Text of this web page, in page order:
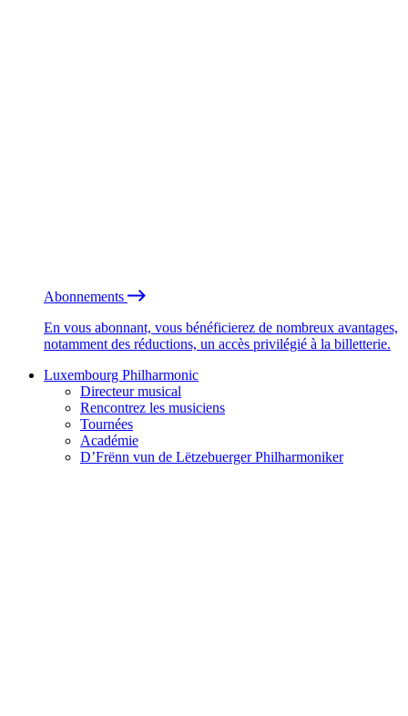
Abonnements
En vous abonnant, vous bénéficierez de nombreux avantages,
notamment des réductions, un accès privilégié à la billetterie.
Luxembourg Philharmonic
Directeur musical
Rencontrez les musiciens
Tournées
Académie
D’Frënn vun de Lëtzebuerger Philharmoniker